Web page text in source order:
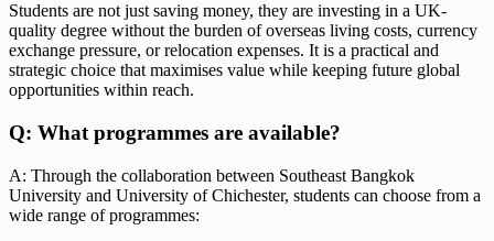
Students are not just saving money, they are investing in a UK-
quality degree without the burden of overseas living costs, currency
exchange pressure, or relocation expenses. It is a practical and
strategic choice that maximises value while keeping future global
opportunities within reach.
Q: What programmes are available?
A: Through the collaboration between Southeast Bangkok
University and University of Chichester, students can choose from a
wide range of programmes: